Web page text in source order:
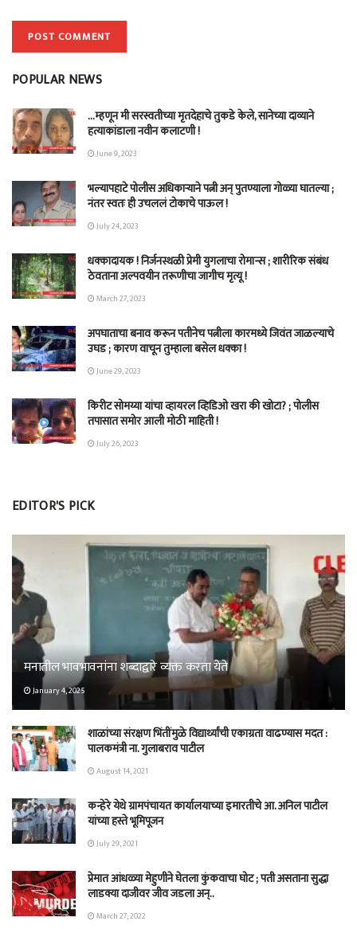
POPULAR NEWS
…म्हणून मी सरस्वतीच्या मृतदेहाचे तुकडे केले, सानेच्या दाव्याने
हत्याकांडाला नवीन कलाटणी !
June 9, 2023
भल्यापहाटे पोलीस अधिकाऱ्याने पत्नी अन् पुतण्याला गोळ्या घातल्या ;
नंतर स्वतः ही उचललं टोकाचे पाऊल !
July 24, 2023
धक्कादायक ! निर्जनस्थळी प्रेमी युगलाचा रोमान्स ; शारीरिक संबंध
ठेवताना अल्पवयीन तरूणीचा जागीच मृत्यू !
March 27, 2023
अपघाताचा बनाव करून पतीनेच‎ पत्नीला कारमध्ये जिवंत जाळल्याचे
उघड ; कारण वाचून तुम्हाला बसेल धक्का !
June 29, 2023
किरीट सोमय्या यांचा व्हायरल व्हिडिओ खरा की खोटा? ; पोलीस
तपासात समोर आली मोठी माहिती !
July 26, 2023
EDITOR'S PICK
मनातील भावभावनांना शब्दाद्वारे व्यक्त करता येते
January 4, 2025
शाळांच्या संरक्षण भिंतींमुळे विद्यार्थ्यांची एकाग्रता वाढण्यास मदत :
पालकमंत्री ना. गुलाबराव पाटील
August 14, 2021
कन्हेरे येथे ग्रामपंचायत कार्यालयाच्या इमारतीचे आ. अनिल पाटील
यांच्या हस्ते भूमिपूजन
July 29, 2021
प्रेमात आंधळ्या मेहुणीने घेतला कुंकवाचा घोट ; पती असताना सुद्धा
लाडक्या दाजीवर जीव जडला अन्..
March 27, 2022